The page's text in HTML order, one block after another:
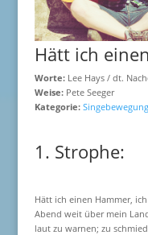
Hätt ich
Worte:Lee Hays / dt.
Weise:Pete Seeger
Kategorie: Singebewegung
1. Strophe:
Hätt ich einen Hammer,
Abend weit über mein
laut zu warnen; zu